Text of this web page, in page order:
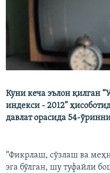
Куни кеча эълон қилган
индекси - 2012”
давлат орасида 54-
“Фикрлаш, сўзлаш ва
эга бўлган, шу туфайли